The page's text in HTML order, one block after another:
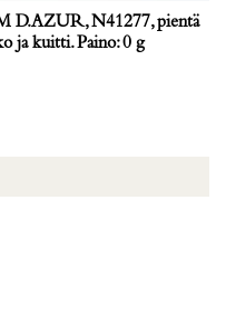
D.AZUR, N41277, pientä
ja kuitti. Paino: 0 g